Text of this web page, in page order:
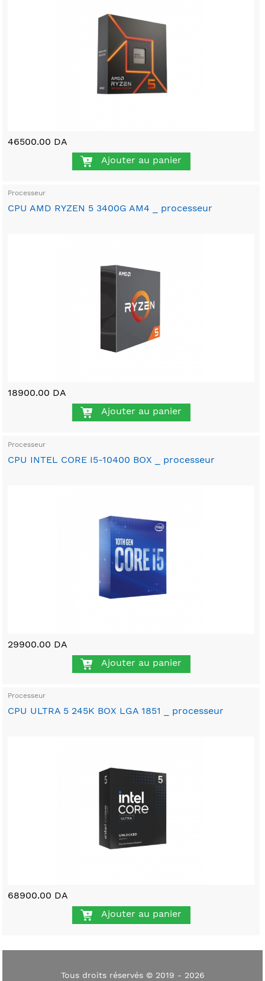
46500.00 DA
Ajouter au panier
Processeur
CPU AMD RYZEN 5 3400G AM4 _ processeur
18900.00 DA
Ajouter au panier
Processeur
CPU INTEL CORE I5-10400 BOX _ processeur
29900.00 DA
Ajouter au panier
Processeur
CPU ULTRA 5 245K BOX LGA 1851 _ processeur
68900.00 DA
Ajouter au panier
Tous droits réservés © 2019 - 2026